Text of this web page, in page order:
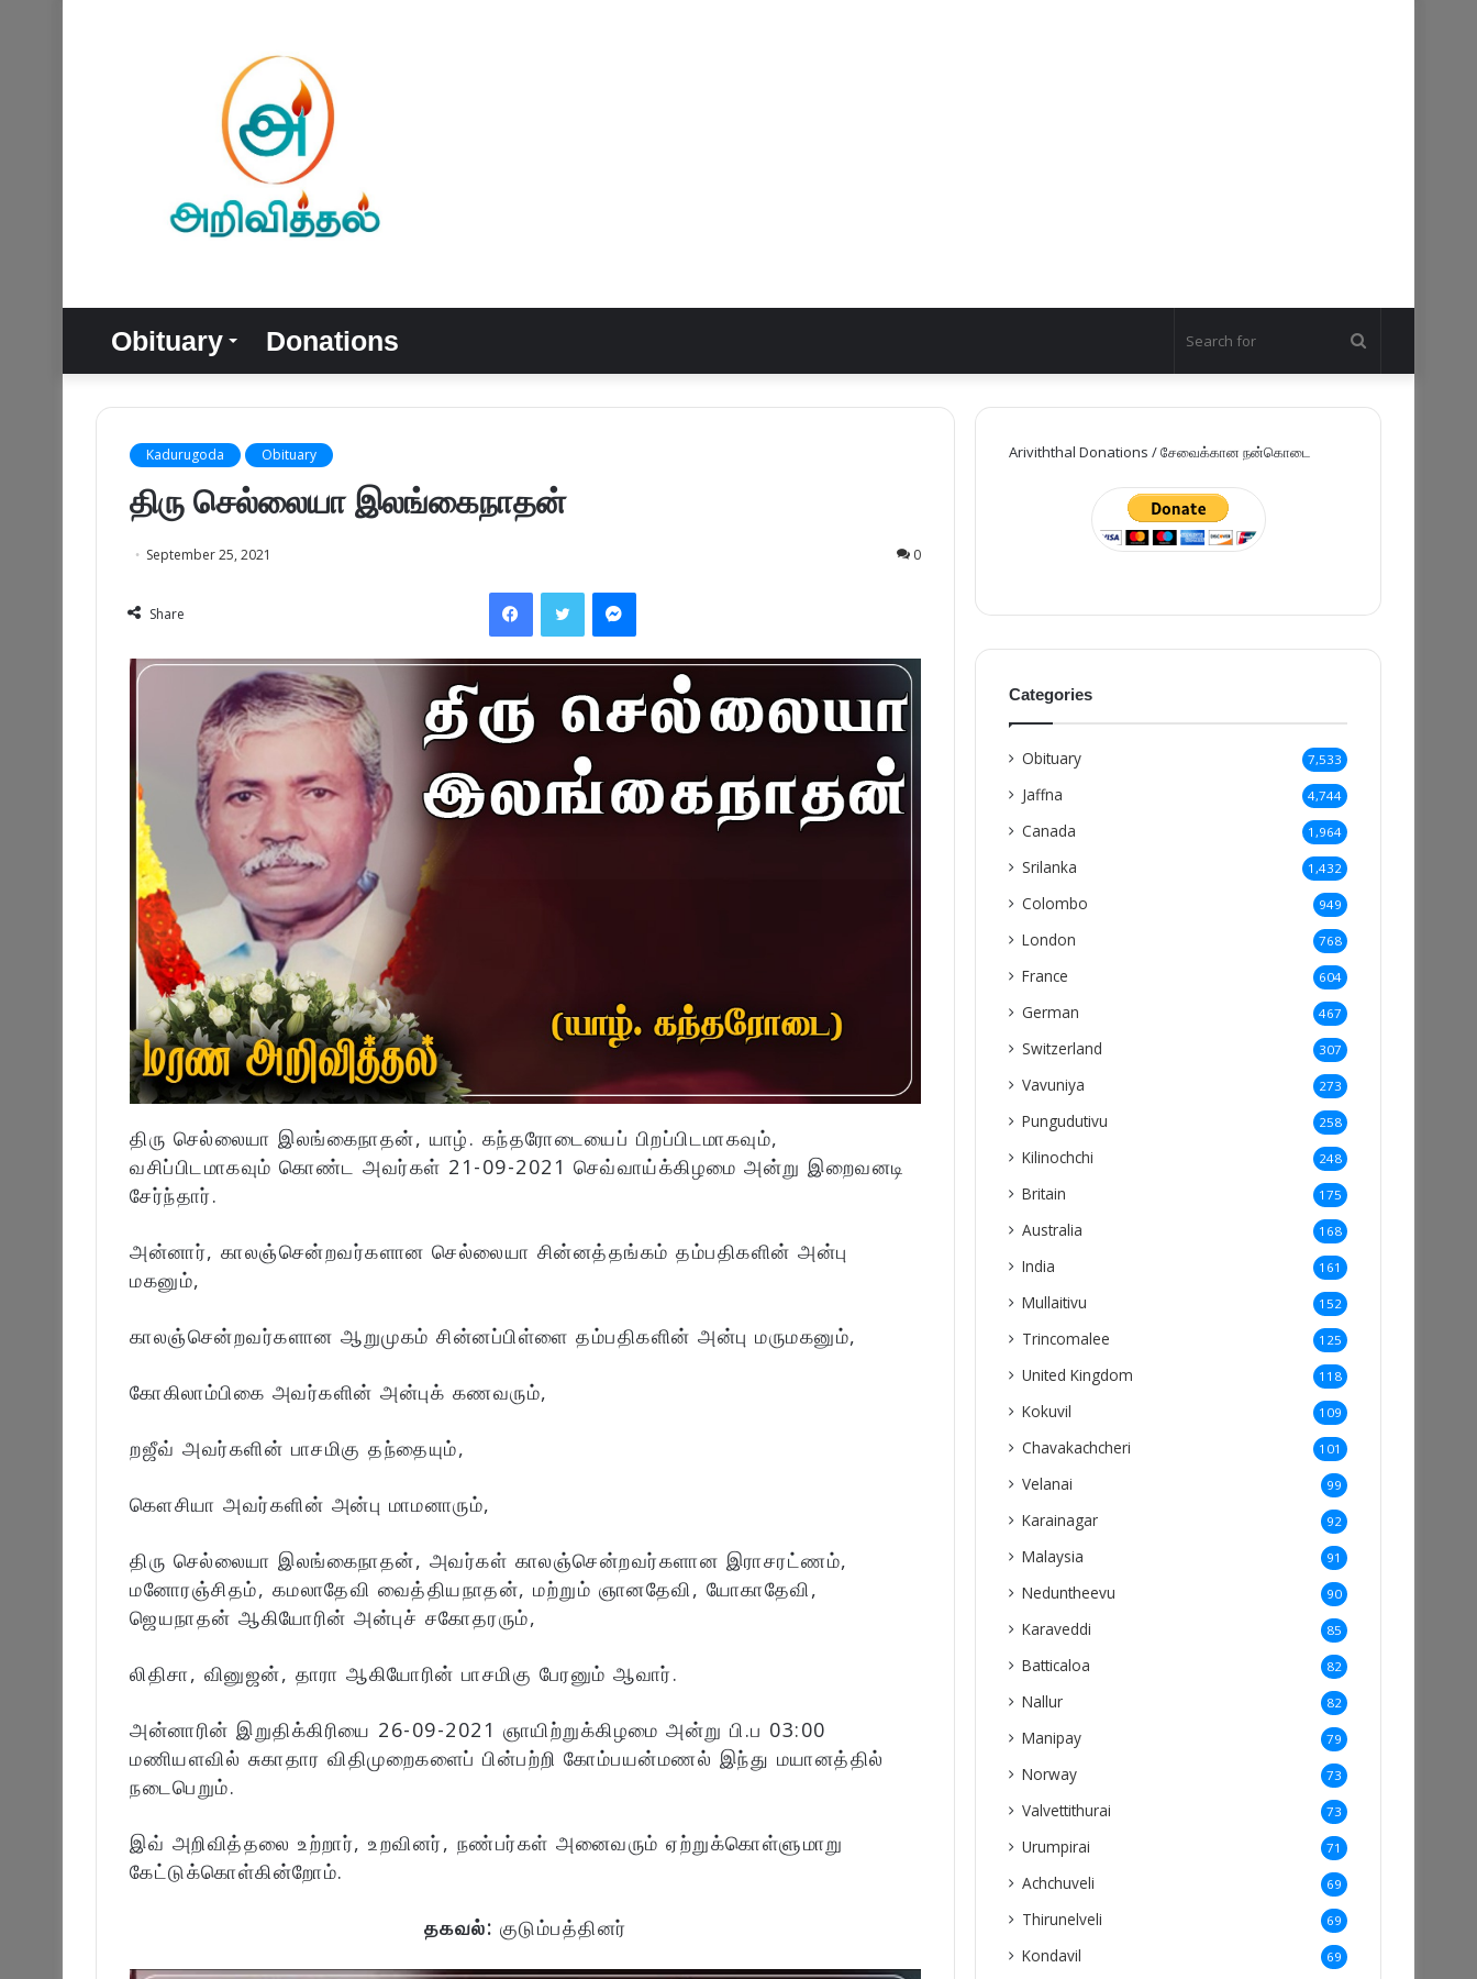
Obituary Donations
for
Kadurugoda Obituary
திரு செல்லையா இலங்கைநாதன்
September 25, 2021 0
Share
FacebookTwitter Messenger
திரு செல்லையா இலங்கைநாதன், யாழ். கந்தரோடையைப் பிறப்பிடமாகவும்,
வசிப்பிடமாகவும் கொண்ட அவர்கள் 21-09-2021 செவ்வாய்க்கிழமை அன்று இறைவனடி
சேர்ந்தார்.
அன்னார், காலஞ்சென்றவர்களான செல்லையா சின்னத்தங்கம் தம்பதிகளின் அன்பு
மகனும்,
காலஞ்சென்றவர்களான ஆறுமுகம் சின்னப்பிள்ளை தம்பதிகளின் அன்பு மருமகனும்,
கோகிலாம்பிகை அவர்களின் அன்புக் கணவரும்,
றஜீவ் அவர்களின் பாசமிகு தந்தையும்,
கௌசியா அவர்களின் அன்பு மாமனாரும்,
திரு செல்லையா இலங்கைநாதன், அவர்கள் காலஞ்சென்றவர்களான இராசரட்ணம்,
மனோரஞ்சிதம், கமலாதேவி வைத்தியநாதன், மற்றும் ஞானதேவி, யோகாதேவி,
ஜெயநாதன் ஆகியோரின் அன்புச் சகோதரரும்,
லிதிசா, வினுஜன், தாரா ஆகியோரின் பாசமிகு பேரனும் ஆவார்.
அன்னாரின் இறுதிக்கிரியை 26-09-2021 ஞாயிற்றுக்கிழமை அன்று பி.ப 03:00
மணியளவில் சுகாதார விதிமுறைகளைப் பின்பற்றி கோம்பயன்மணல் இந்து மயானத்தில்
நடைபெறும்.
இவ் அறிவித்தலை உற்றார், உறவினர், நண்பர்கள் அனைவரும் ஏற்றுக்கொள்ளுமாறு
கேட்டுக்கொள்கின்றோம்.
தகவல்: குடும்பத்தினர்
Ariviththal Donations / சேவைக்கான நன்கொடை
Categories
Obituary 7,533
Jaffna 4,744
Canada 1,964
Srilanka 1,432
Colombo 949
London 768
France 604
German 467
Switzerland 307
Vavuniya 273
Pungudutivu 258
Kilinochchi 248
Britain 175
Australia 168
India 161
Mullaitivu 152
Trincomalee 125
United Kingdom 118
Kokuvil 109
Chavakachcheri 101
Velanai 99
Karainagar 92
Malaysia 91
Neduntheevu 90
Karaveddi 85
Batticaloa 82
Nallur 82
Manipay 79
Norway 73
Valvettithurai 73
Urumpirai 71
Achchuveli 69
Thirunelveli 69
Kondavil 69